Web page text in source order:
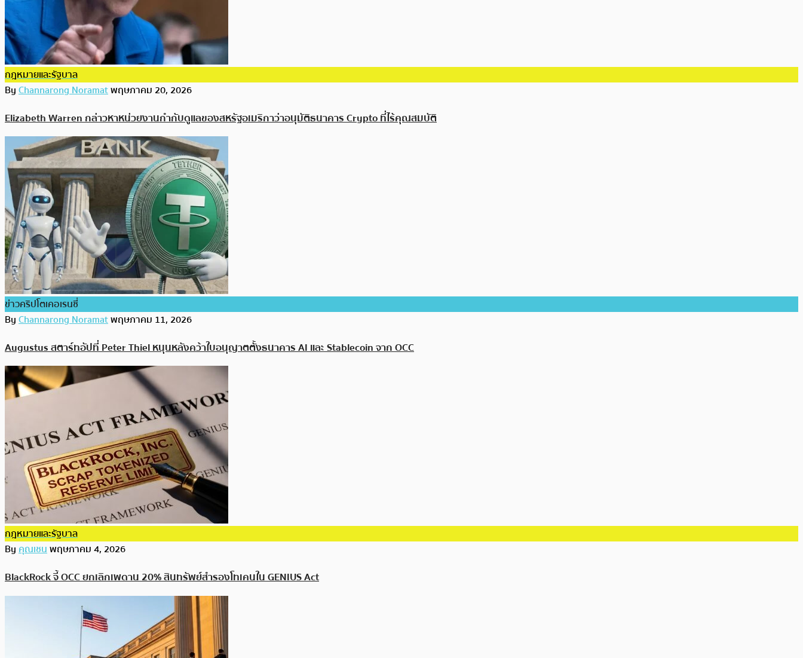
กฎหมายและรัฐบาล
ByChannarong Noramatพฤษภาคม 20, 2026
Elizabeth Warren กล่าวหาหน่วยงานกำกับดูแลของสหรัฐอเมริกาว่าอนุมัติธนาคาร Crypto ที่ไร้คุณสมบัติ
ข่าวคริปโตเคอเรนซี่
ByChannarong Noramatพฤษภาคม 11, 2026
Augustus สตาร์ทอัปที่ Peter Thiel หนุนหลังคว้าใบอนุญาตตั้งธนาคาร AI และ Stablecoin จาก OCC
กฎหมายและรัฐบาล
Byคุณเชนพฤษภาคม 4, 2026
BlackRock จี้ OCC ยกเลิกเพดาน 20% สินทรัพย์สำรองโทเคนใน GENIUS Act